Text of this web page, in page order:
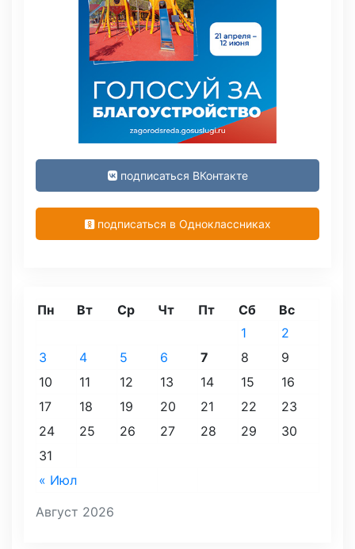
подписаться ВКонтакте
подписаться в Одноклассниках
Август 2026
Пн Вт Ср Чт Пт Сб Вс
« Июл
1
2
3
4 5 6 7 8
9
10
11 12 13 14 15
16
17
18 19 20 21 22
23
24
25 26 27 28 29
30
31